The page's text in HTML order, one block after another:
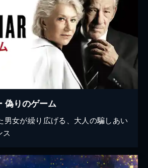
偽りのゲーム
男女が繰り広げる、大人の騙しあい
ス